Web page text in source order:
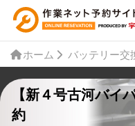
ホーム バッテリー交
【新４号古河バイ
約